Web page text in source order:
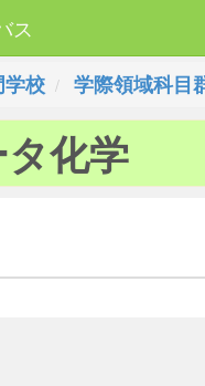
ス
校 学際領域科目
化学